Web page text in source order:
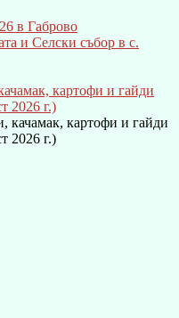
в Габрово
и Селски събор в с.
картофи и гайди
2026 г.)